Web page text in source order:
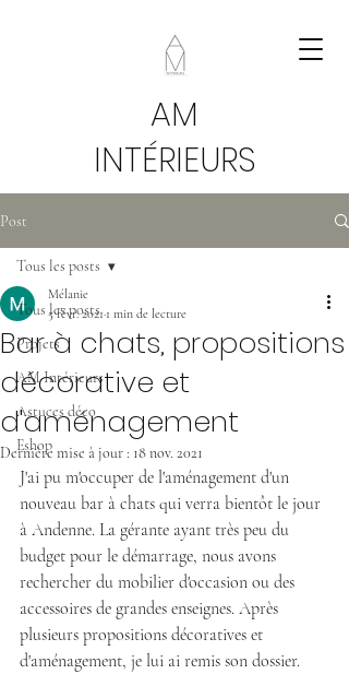
AM
INTÉRIEURS
Post
Tous les posts
Projets
AM Intérieurs
Astuces déco
Eshop
Tous les posts
Bar à chats, propositions
décorative et
d'aménagement
Mélanie
5 févr. 2021 1 min de lecture
Dernière mise à jour : 18 nov. 2021
J'ai pu m'occuper de l'aménagement d'un
nouveau bar à chats qui verra bientôt le jour
à Andenne. La gérante ayant très peu du
budget pour le démarrage, nous avons
rechercher du mobilier d'occasion ou des
accessoires de grandes enseignes. Après
plusieurs propositions décoratives et
d'aménagement, je lui ai remis son dossier.